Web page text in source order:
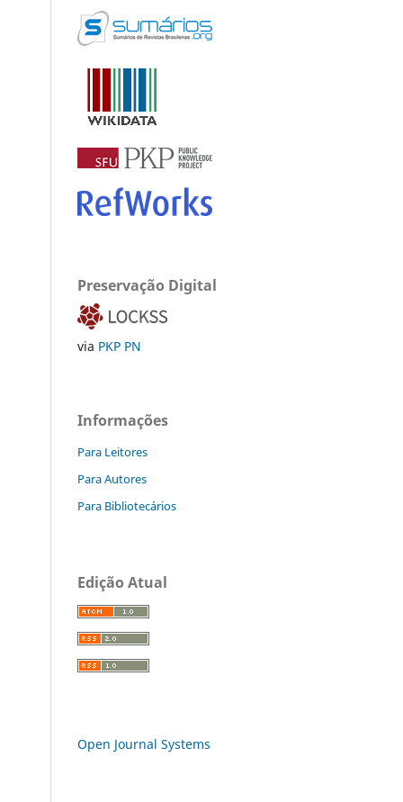
Preservação Digital
via PKP PN
Informações
Para Leitores
Para Autores
Para Bibliotecários
Edição Atual
Open Journal Systems